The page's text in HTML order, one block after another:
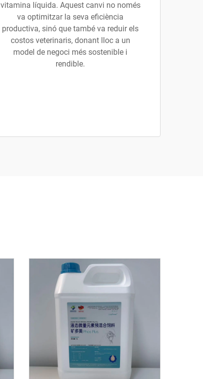
vitamina líquida. Aquest canvi no només
va optimitzar la seva eficiència
productiva, sinó que també va reduir els
costos veterinaris, donant lloc a un
model de negoci més sostenible i
rendible.